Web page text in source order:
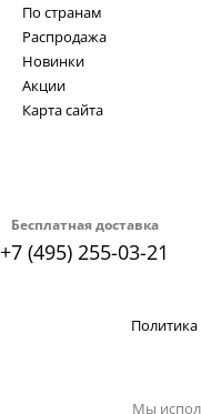
Бесплатная доставка
+7 (495) 255-03-21
По странам
Распродажа
Новинки
Акции
Карта сайта
Мы